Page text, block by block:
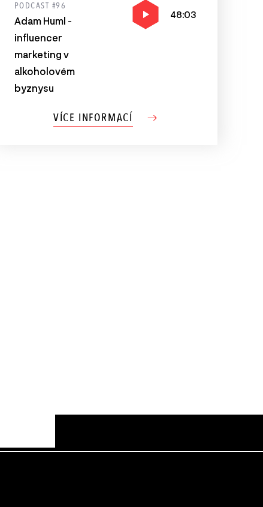
PODCAST #96
Adam Huml -
influencer
marketing v
alkoholovém
byznysu
48:03
VÍCE INFORMACÍ